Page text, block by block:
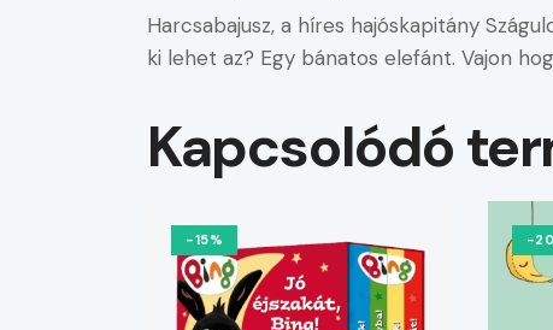
Harcsabajusz, a híres hajóskapitány
ki lehet az? Egy bánatos elefánt. Vajon
Kapcsolódó
-15% -